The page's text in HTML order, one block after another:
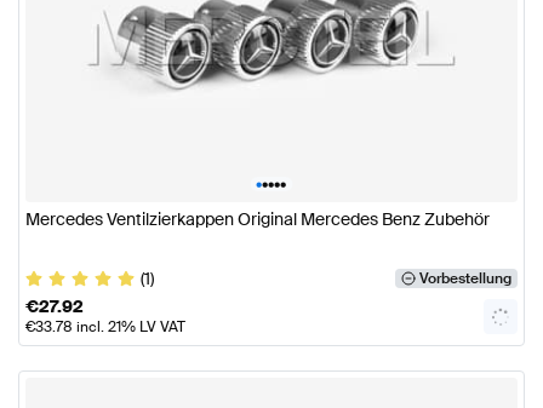
•••••
Mercedes Ventilzierkappen Original Mercedes Benz Zubehör
(1) Vorbestellung
€27.92
€33.78 incl. 21% LV VAT